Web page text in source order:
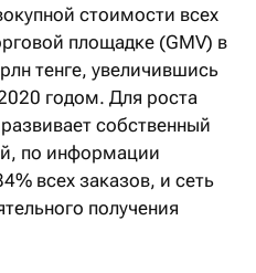
стоимости всех
площадке (GMV) в
тенге, увеличившись
годом. Для роста
собственный
по информации
всех заказов, и сеть
получения